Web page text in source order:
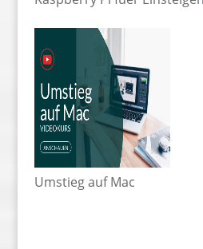
Umstieg auf Mac